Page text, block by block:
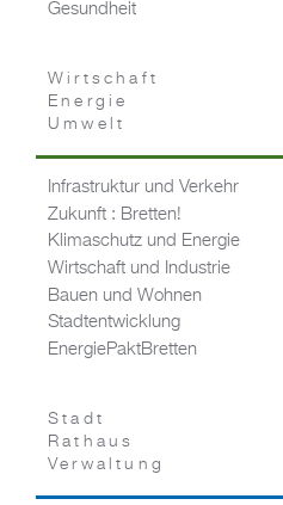
Gesundheit
Wirtschaft
Energie
Umwelt
Infrastruktur und Verkehr
Zukunft : Bretten!
Klimaschutz und Energie
Wirtschaft und Industrie
Bauen und Wohnen
Stadtentwicklung
EnergiePaktBretten
Stadt
Rathaus
Verwaltung